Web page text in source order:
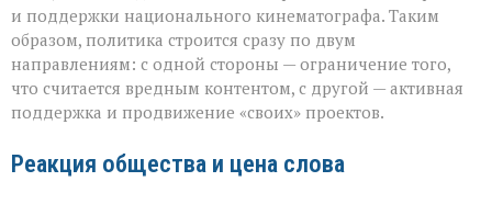
и поддержки национального кинематографа. Таким
образом, политика строится сразу по двум
направлениям: с одной стороны — ограничение того,
что считается вредным контентом, с другой — активная
поддержка и продвижение «своих» проектов.
Реакция общества и цена слова